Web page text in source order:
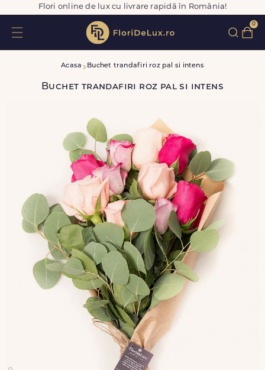
Flori online de lux cu livrare rapidă în România!
0
Acasa Buchet trandafiri roz pal si intens
Buchet trandafiri roz pal si intens